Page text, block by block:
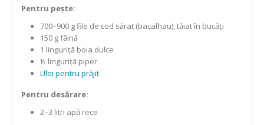
Pentru pește:
700–900 g file de cod sărat (bacalhau), tăiat în bucăți
150 g făină
1 linguriță boia dulce
½ linguriță piper
Ulei pentru prăjit
Pentru desărare:
2–3 litri apă rece